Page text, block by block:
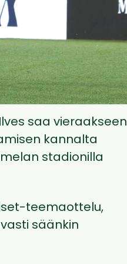
saa vieraakseen
kannalta
stadionilla
teemaottelu,
säänkin